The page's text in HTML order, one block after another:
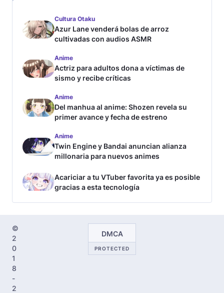
Cultura Otaku
Azur Lane venderá bolas de arroz
cultivadas con audios ASMR
Anime
Actriz para adultos dona a víctimas de
sismo y recibe críticas
Anime
Del manhua al anime: Shozen revela su
primer avance y fecha de estreno
Anime
Twin Engine y Bandai anuncian alianza
millonaria para nuevos animes
Acariciar a tu VTuber favorita ya es posible
gracias a esta tecnología
©
2
0
1
8
-
2
DMCA
PROTECTED